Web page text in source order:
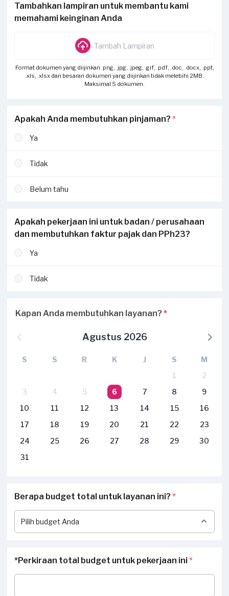
Tambahkan lampiran untuk membantu kami
memahami keinginan Anda
Tambah Lampiran
Format dokumen yang diijinkan .png, .jpg, .jpeg, .gif, .pdf, .doc, .docx, .ppt,
.xls, .xlsx dan besaran dokumen yang diijinkan tidak melebihi 2MB.
Maksimal 5 dokumen.
Apakah Anda membutuhkan pinjaman? *
Ya
Tidak
Belum tahu
Apakah pekerjaan ini untuk badan / perusahaan
dan membutuhkan faktur pajak dan PPh23?
Ya
Tidak
Kapan Anda membutuhkan layanan? *
Agustus 2026
S S R K J S
M
1
2
3
4 5 6 7 8
9
10
11 12 13 14 15
16
17
18 19 20 21 22
23
24
25 26 27 28 29
30
31
Berapa budget total untuk layanan ini? *
*Perkiraan total budget untuk pekerjaan ini*